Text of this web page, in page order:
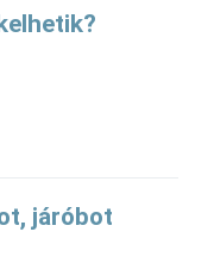
járóbot